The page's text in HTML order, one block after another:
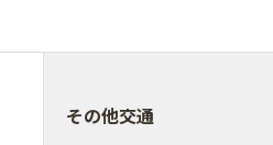
その他交通